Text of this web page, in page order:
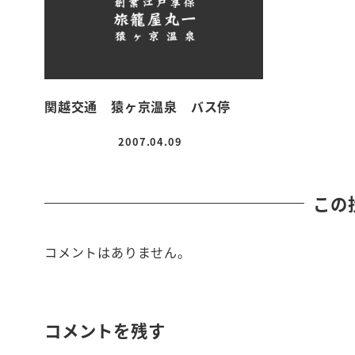
関越交通 猿ヶ京温泉 バス停
投稿日
2007.04.09
この
コメントはありません。
コメントを残す